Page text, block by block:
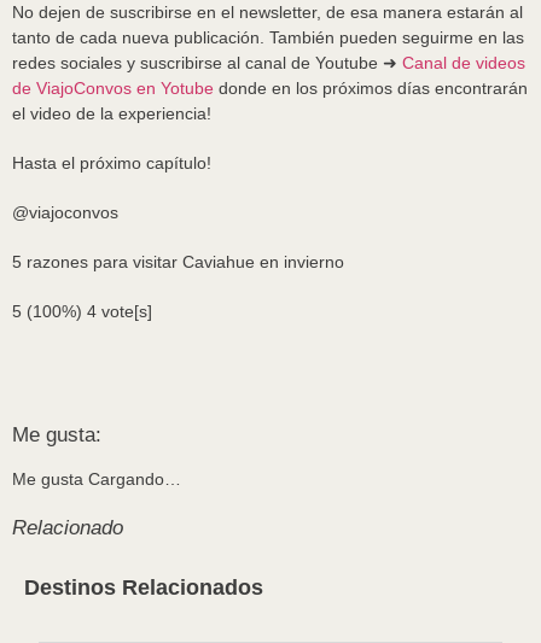
No dejen de suscribirse en el newsletter, de esa manera estarán al
tanto de cada nueva publicación. También pueden seguirme en las
redes sociales y suscribirse al canal de Youtube ➜ Canal de videos
de ViajoConvos en Yotube donde en los próximos días encontrarán
el video de la experiencia!
Hasta el próximo capítulo!
@viajoconvos
5 razones para visitar Caviahue en invierno
5 (100%) 4 vote[s]
Me gusta:
Me gusta Cargando…
Relacionado
Destinos Relacionados